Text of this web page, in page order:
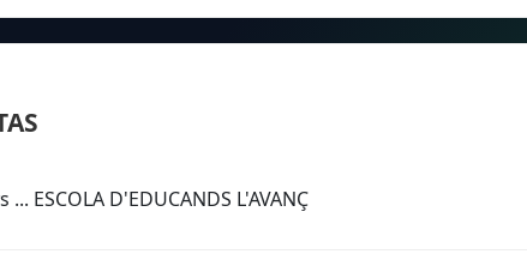
ESCOLA D'EDUCANDS L'AVANÇ